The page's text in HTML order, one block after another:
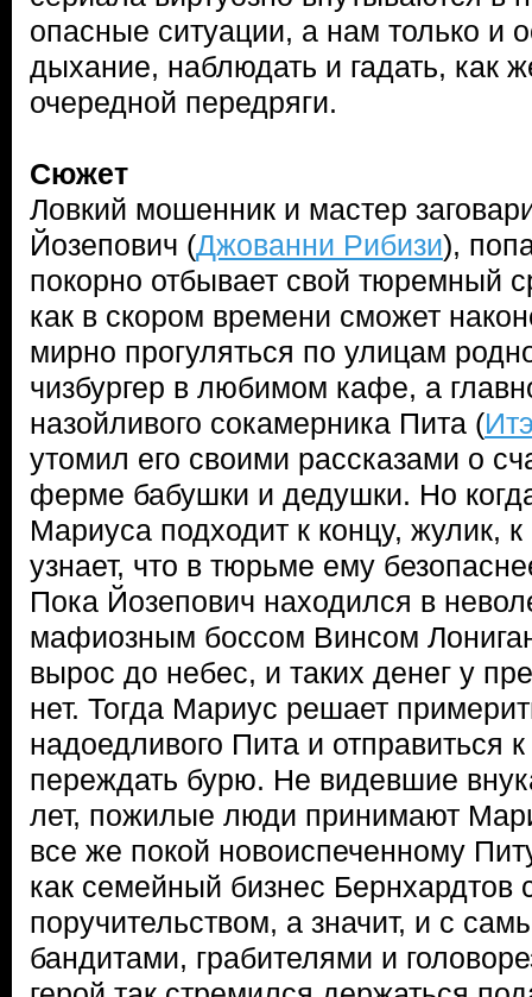
опасные ситуации, а нам только и
дыхание, наблюдать и гадать, как
очередной передряги.
Сюжет
Ловкий мошенник и мастер
Йозепович (Джованни Рибизи),
покорно отбывает свой тюремный
как в скором времени сможет
мирно прогуляться по улицам
чизбургер в любимом кафе, а
назойливого сокамерника Пита (
утомил его своими рассказами о
ферме бабушки и дедушки. Но
Мариуса подходит к концу, жулик,
узнает, что в тюрьме ему
Пока Йозепович находился в
мафиозным боссом Винсом
вырос до небес, и таких денег у
нет. Тогда Мариус решает
надоедливого Пита и отправиться
переждать бурю. Не видевшие
лет, пожилые люди принимают
все же покой новоиспеченному
как семейный бизнес Бернхардтов
поручительством, а значит, и с
бандитами, грабителями и